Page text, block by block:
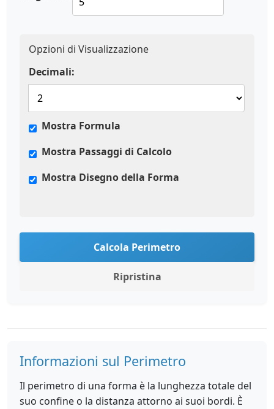
Opzioni di Visualizzazione
Decimali:
Mostra Formula
Mostra Passaggi di Calcolo
Mostra Disegno della Forma
Calcola Perimetro
Ripristina
Informazioni sul Perimetro
Il perimetro di una forma è la lunghezza totale del
suo confine o la distanza attorno ai suoi bordi. È